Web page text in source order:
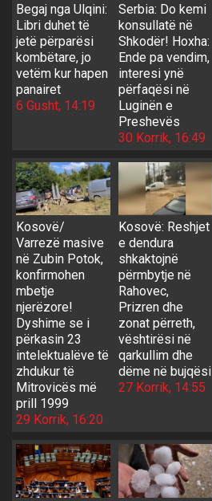
Begaj nga Ulqini:
Libri duhet të
jetë përparësi
kombëtare, jo
vetëm kur hapen
panairet
6 Gusht, 14:19
Serbia: Do kemi
konsullatë në
Shkodër! Hoxha:
Ende pa vendim,
interesi ynë
përfaqësi në
Luginën e
Preshevës
30 Korrik, 16:49
Kosovë/
Varrezë masive
në Zubin Potok,
konfirmohen
mbetje
njerëzore!
Dyshime se i
përkasin 23
intelektualëve të
zhdukur të
Mitrovicës më
prill 1999
29 Korrik, 16:20
Kosovë: Reshjet
e dendura
shkaktojnë
përmbytje në
Rahovec,
Prizren dhe
zonat përreth,
vështirësi në
qarkullim dhe
dëme në bujqësi
27 Korrik, 14:55